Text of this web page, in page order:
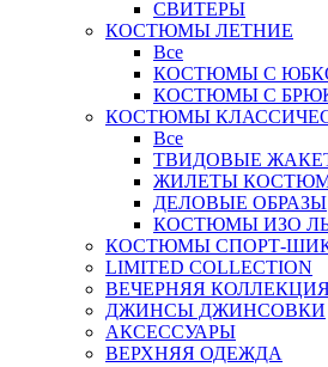
СВИТЕРЫ
КОСТЮМЫ ЛЕТНИЕ
Все
КОСТЮМЫ С
КОСТЮМЫ С
КОСТЮМЫ
Все
ТВИДОВЫЕ
ЖИЛЕТЫ
ДЕЛОВЫЕ ОБРАЗЫ
КОСТЮМЫ ИЗО
КОСТЮМЫ СПОРТ-
LIMITED COLLECTION
ВЕЧЕРНЯЯ
ДЖИНСЫ ДЖИНСОВКИ
АКСЕССУАРЫ
ВЕРХНЯЯ ОДЕЖДА